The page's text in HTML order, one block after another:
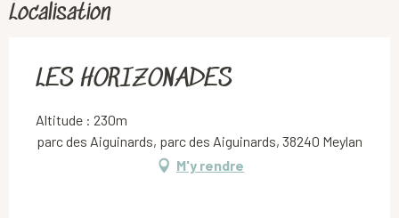
Localisation
LES HORIZONADES
Altitude : 230m
parc des Aiguinards, parc des Aiguinards, 38240 Meylan
M'y rendre